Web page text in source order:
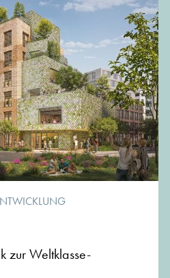
zur Weltklasse-